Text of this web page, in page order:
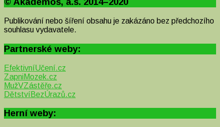
Publikování nebo šíření obsahu je zakázáno bez předchozího
souhlasu vydavatele.
Partnerské weby:
EfektivníUčení.cz
ZapniMozek.cz
MužVZástěře.cz
DětstvíBezÚrazů.cz
Herní weby: